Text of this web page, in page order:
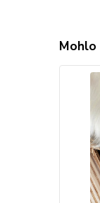
Mohlo